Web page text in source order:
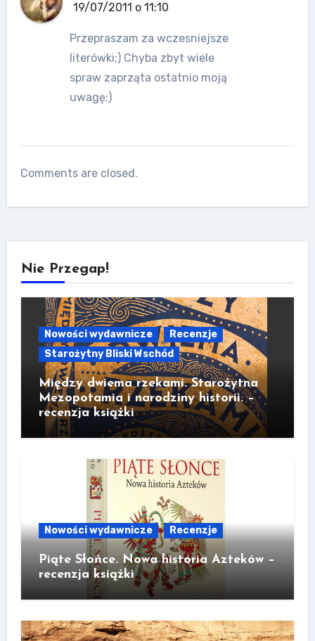
19/07/2011 o 11:10
Przepraszam za wczesniejsze
literówki:) Chyba zbyt wiele
spraw zaprząta ostatnio moją
uwagę:)
Comments are closed.
Nie Przegap!
Nowości wydawnicze
Recenzje
Starożytny Bliski Wschód
Między dwiema rzekami. Starożytna
Mezopotamia i narodziny historii. –
recenzja książki
Nowości wydawnicze Recenzje
Piąte Słońce. Nowa historia Azteków –
recenzja książki